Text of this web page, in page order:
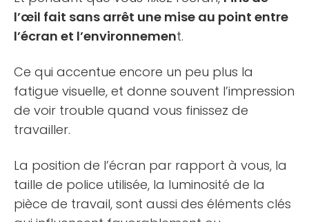
l’œil fait sans arrêt une mise au point entre
l’écran et l’environnement.
Ce qui accentue encore un peu plus la
fatigue visuelle, et donne souvent l’impression
de voir trouble quand vous finissez de
travailler.
La position de l’écran par rapport à vous, la
taille de police utilisée, la luminosité de la
pièce de travail, sont aussi des éléments clés